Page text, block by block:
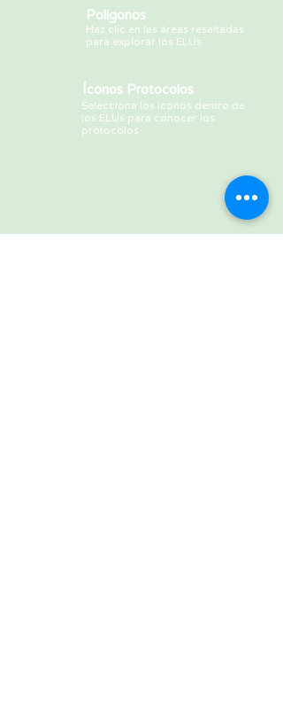
Polígonos
Haz clic en las áreas resaltadas
para explorar los ELUs
Íconos Protocolos
Selecciona los íconos dentro de
los ELUs para conocer los
protocolos